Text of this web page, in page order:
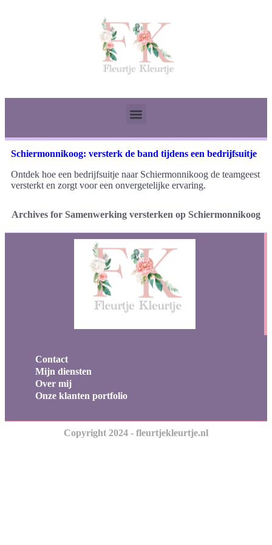
Schiermonnikoog: versterk de band tijdens een bedrijfsuitje
Ontdek hoe een bedrijfsuitje naar Schiermonnikoog de teamgeest
versterkt en zorgt voor een onvergetelijke ervaring.
Archives for Samenwerking versterken op Schiermonnikoog
Contact
Mijn diensten
Over mij
Onze klanten portfolio
Copyright 2024 - fleurtjekleurtje.nl